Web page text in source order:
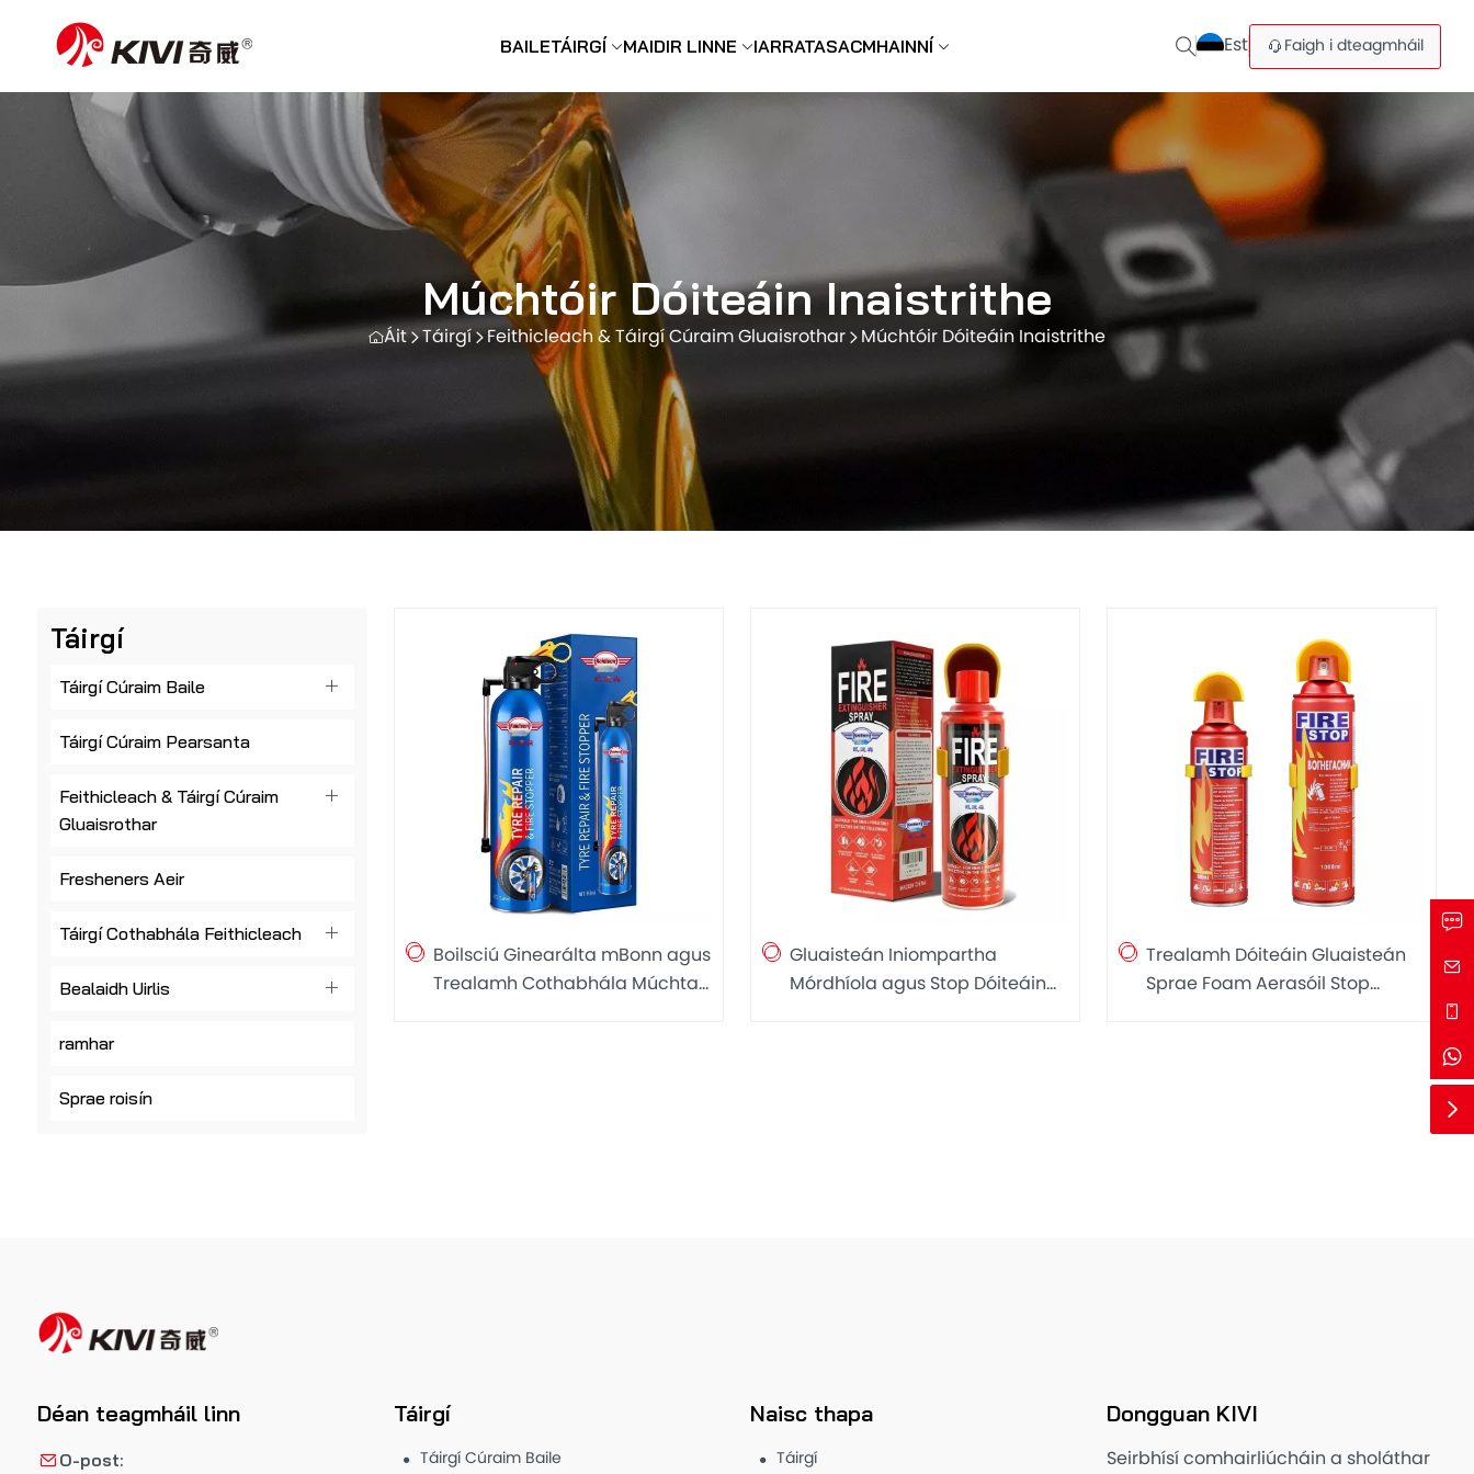
BAILETÁIRGÍ MAIDIR LINNE IARRATASACMHAINNÍ Est Faigh i dteagmháil
Múchtóir Dóiteáin Inaistrithe
Áit Táirgí Feithicleach & Táirgí Cúraim Gluaisrothar Múchtóir Dóiteáin Inaistrithe
Táirgí
Táirgí Cúraim Baile
Táirgí Cúraim Pearsanta
Feithicleach & Táirgí Cúraim
Gluaisrothar
Fresheners Aeir
Táirgí Cothabhála Feithicleach
Bealaidh Uirlis
ramhar
Sprae roisín
Boilsciú Ginearálta mBonn agus
Trealamh Cothabhála Múchta
Gluaisteán Iniompartha
Mórdhíola agus Stop Dóiteáin
Trealamh Dóiteáin Gluaisteán
Sprae Foam Aerasóil Stop
Déan teagmháil linn
O-post:
Táirgí
Táirgí Cúraim Baile
Naisc thapa
Táirgí
Dongguan KIVI
Seirbhísí comhairliúcháin a sholáthar